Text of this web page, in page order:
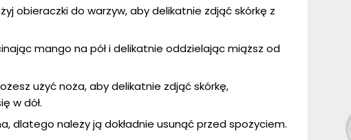
obieraczki do warzyw, aby delikatnie zdjąć skórkę z
mango na pół i delikatnie oddzielając miąższ od
użyć noża, aby delikatnie zdjąć skórkę,
w dół.
dlatego należy ją dokładnie usunąć przed spożyciem.